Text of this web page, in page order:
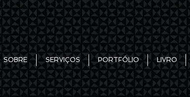
SOBRE SERVIÇOS PORTFÓLIO LIVRO